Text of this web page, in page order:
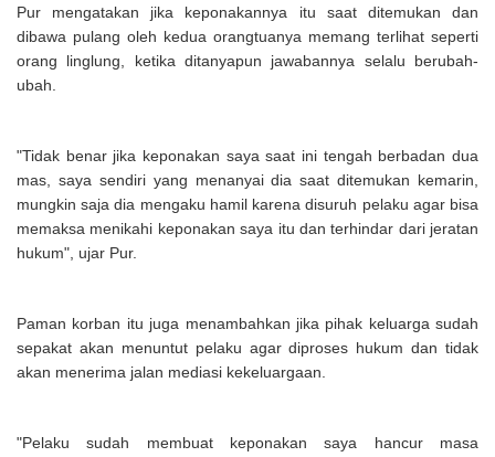
Pur mengatakan jika keponakannya itu saat ditemukan dan
dibawa pulang oleh kedua orangtuanya memang terlihat seperti
orang linglung, ketika ditanyapun jawabannya selalu berubah-
ubah.
"Tidak benar jika keponakan saya saat ini tengah berbadan dua
mas, saya sendiri yang menanyai dia saat ditemukan kemarin,
mungkin saja dia mengaku hamil karena disuruh pelaku agar bisa
memaksa menikahi keponakan saya itu dan terhindar dari jeratan
hukum", ujar Pur.
Paman korban itu juga menambahkan jika pihak keluarga sudah
sepakat akan menuntut pelaku agar diproses hukum dan tidak
akan menerima jalan mediasi kekeluargaan.
"Pelaku sudah membuat keponakan saya hancur masa